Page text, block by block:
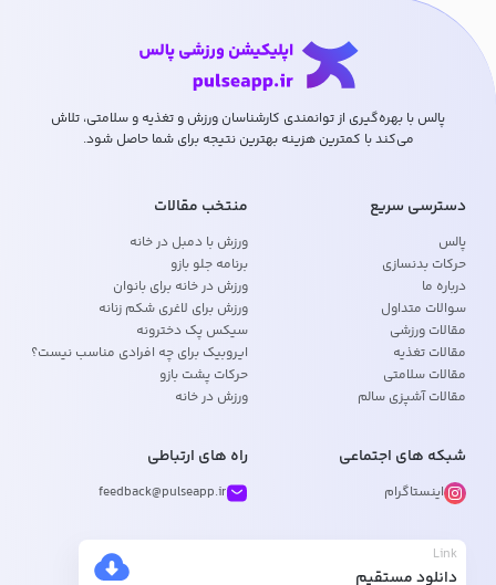
پالس با بهره‌گیری از توانمندی کارشناسان ورزش و تغذیه و سلامتی، تلاش
می‌کند با کمترین هزینه بهترین نتیجه برای شما حاصل شود.
دسترسی سریع
پالس
حرکات بدنسازی
درباره ما
سوالات متداول
مقالات ورزشی
مقالات تغذیه
مقالات سلامتی
مقالات آشپزی سالم
منتخب مقالات
ورزش با دمبل در خانه
برنامه جلو بازو
ورزش در خانه برای بانوان
ورزش برای لاغری شکم زنانه
سیکس پک دخترونه
ایروبیک برای چه افرادی مناسب نیست؟
حرکات پشت بازو
ورزش در خانه
شبکه های اجتماعی
اینستاگرام
راه های ارتباطی
feedback@pulseapp.ir
Link
دانلود مستقیم